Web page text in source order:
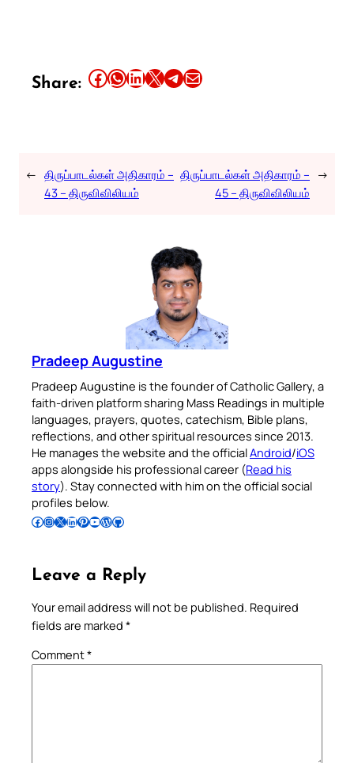
Share: Share this article on Facebook Share this article on WhatsApp Share this article on LinkedIn Share this article on X Share this article on TelegramEmail this Article
← திருப்பாடல்கள் அதிகாரம் –
43 – திருவிவிலியம்
திருப்பாடல்கள் அதிகாரம் –
45 – திருவிவிலியம்
→
Pradeep Augustine
Pradeep Augustine is the founder of Catholic Gallery, a
faith-driven platform sharing Mass Readings in multiple
languages, prayers, quotes, catechism, Bible plans,
reflections, and other spiritual resources since 2013.
He manages the website and the officialAndroid/iOS
apps alongside his professional career (Read his
story). Stay connected with him on the official social
profiles below.
Follow Pradeep on Facebook Follow Pradeep on InstagramFollow Pradeep on X Follow Pradeep on LinkedIn Follow Pradeep on Pinterest Subscribe to Pradeep’s Youtube Channel Follow Pradeep on WordPress Follow Pradeep on GitHub
Leave a Reply
Your email address will not be published. Required
fields are marked *
Comment*